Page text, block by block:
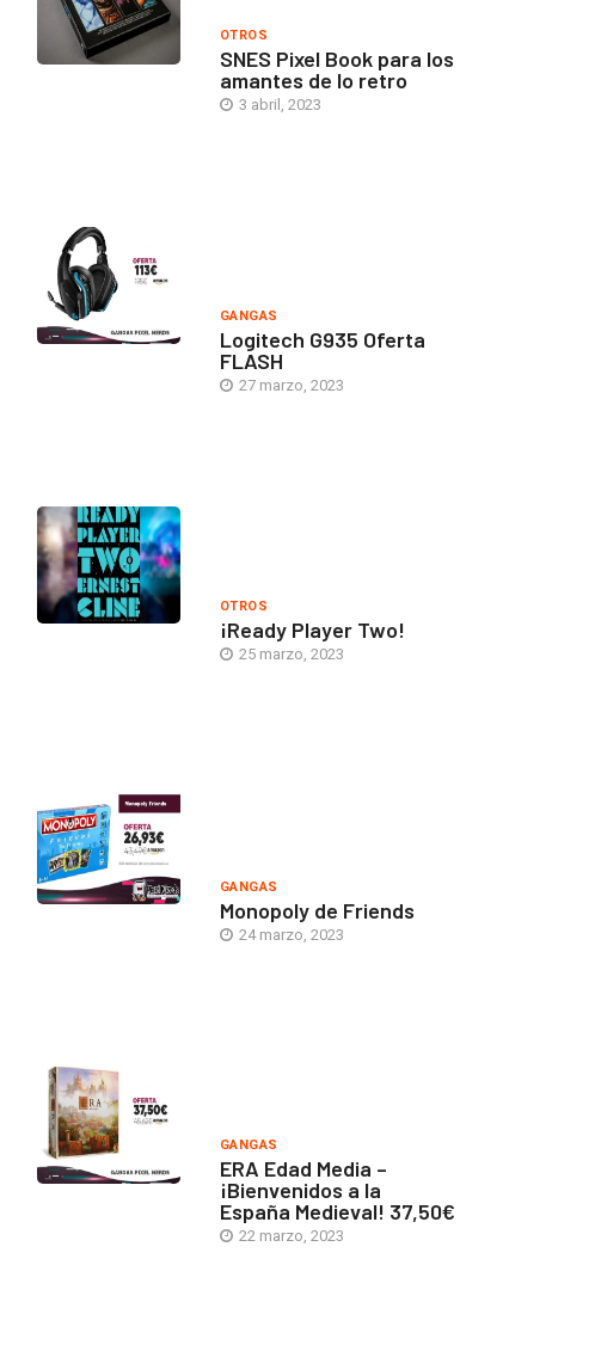
OTROS
SNES Pixel Book para los
amantes de lo retro
3 abril, 2023
GANGAS
Logitech G935 Oferta
FLASH
27 marzo, 2023
OTROS
¡Ready Player Two!
25 marzo, 2023
GANGAS
Monopoly de Friends
24 marzo, 2023
GANGAS
ERA Edad Media –
¡Bienvenidos a la
España Medieval! 37,50€
22 marzo, 2023